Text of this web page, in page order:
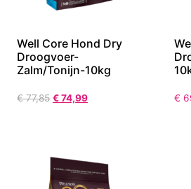
Well Core Hond Dry
Droogvoer-
Zalm/Tonijn-10kg
€77,85 €74,99 €